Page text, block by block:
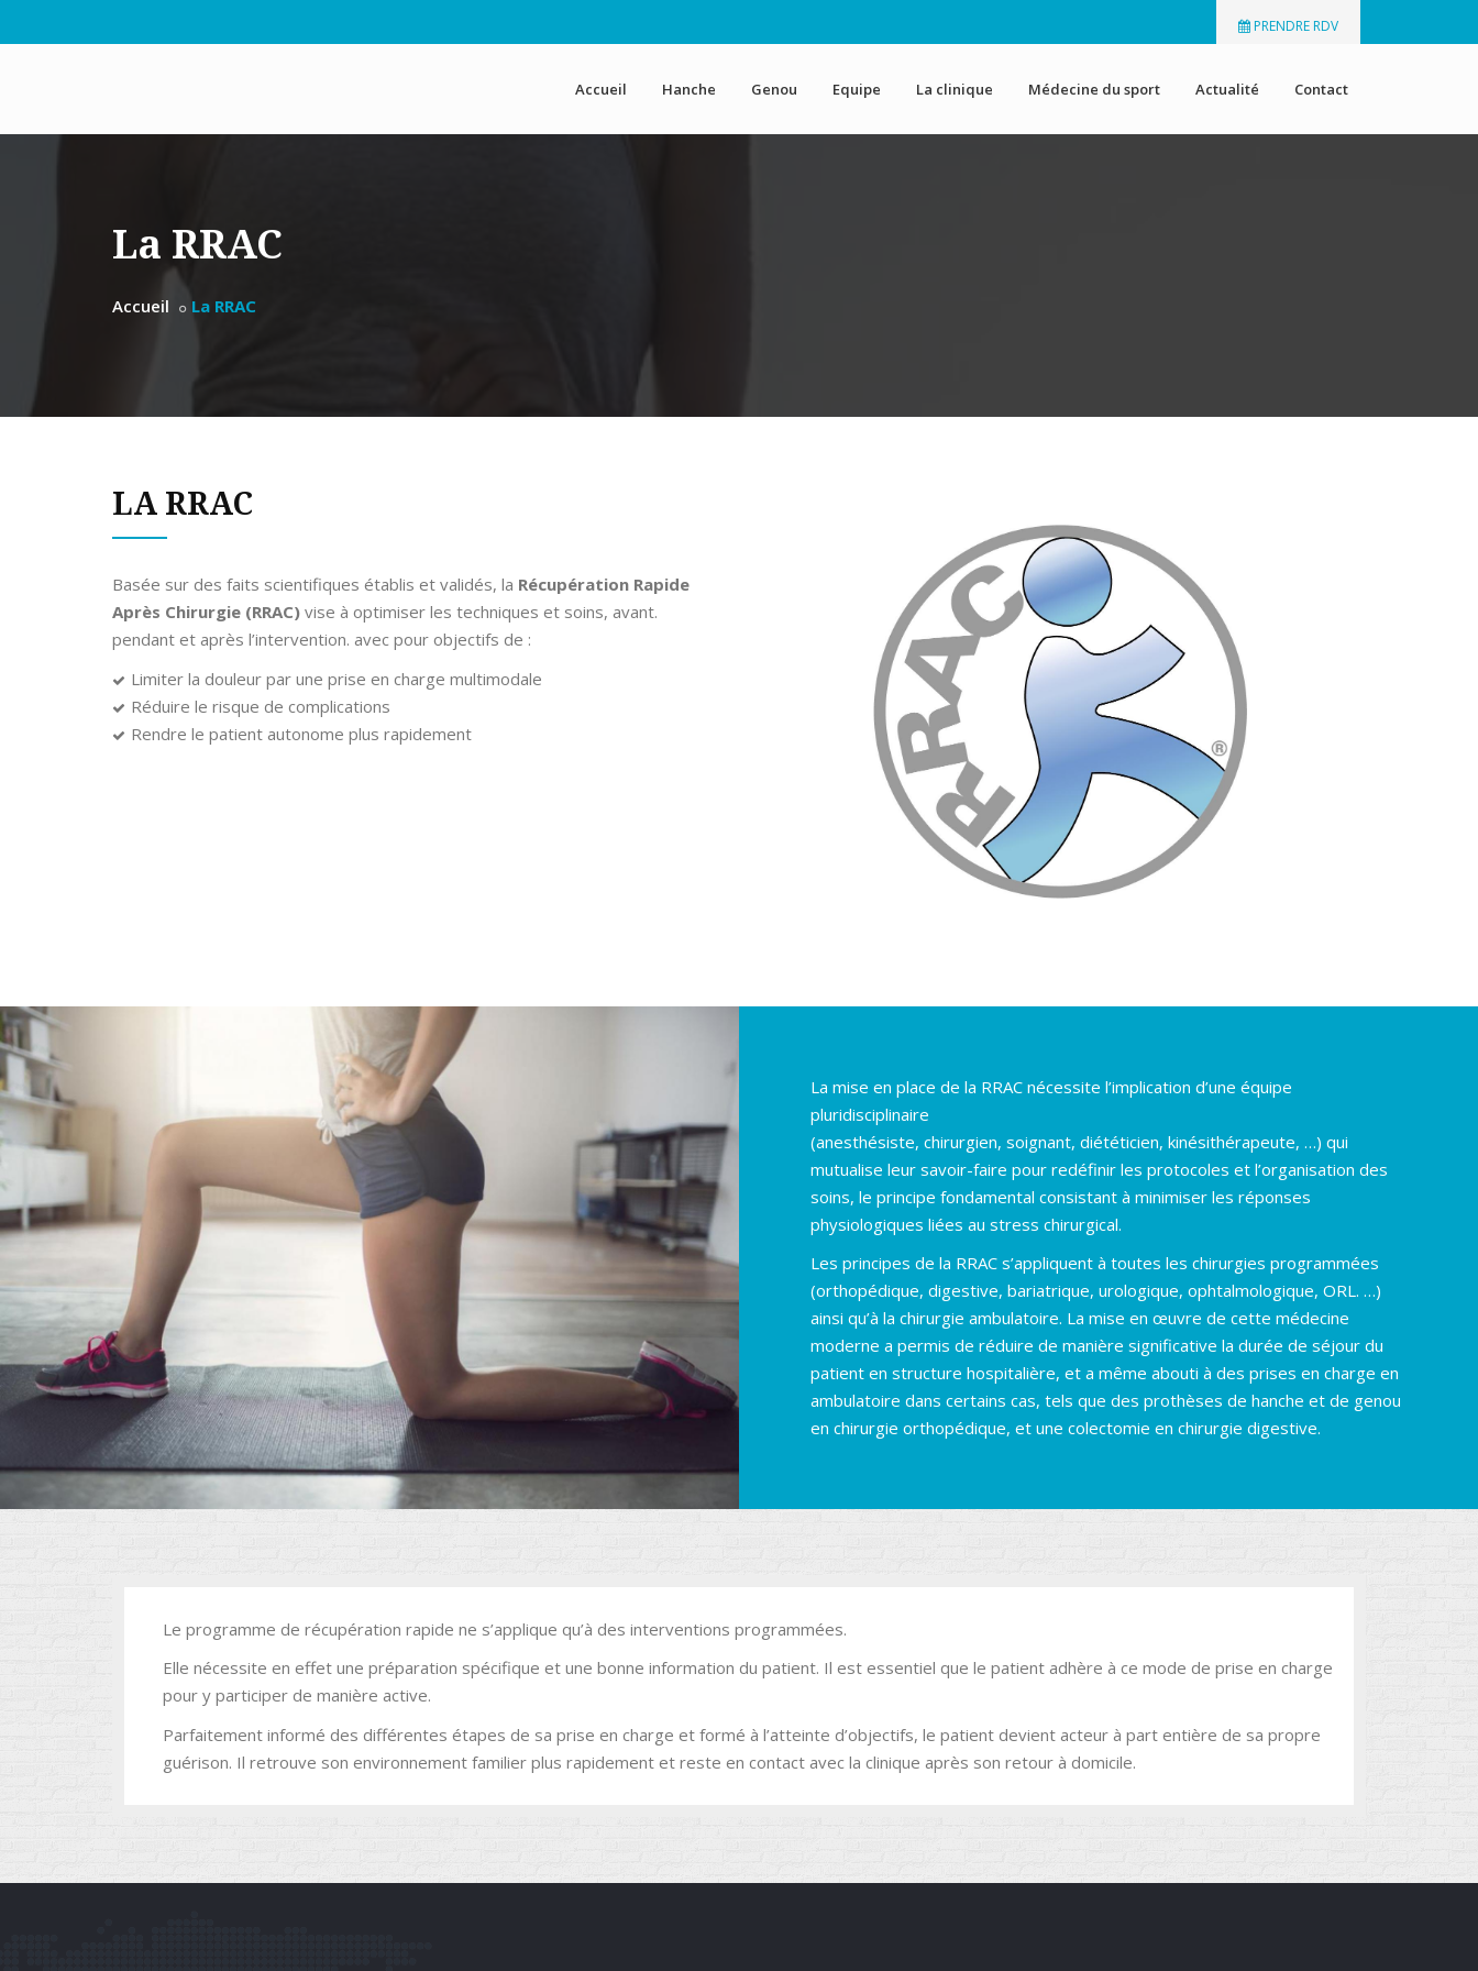
PRENDRE RDV
Accueil Hanche Genou Equipe La clinique Médecine du sport Actualité Contact
La RRAC
Accueil La RRAC
LA RRAC
Basée sur des faits scientifiques établis et validés, la Récupération Rapide
Après Chirurgie (RRAC) vise à optimiser les techniques et soins, avant.
pendant et après l’intervention. avec pour objectifs de :
Limiter la douleur par une prise en charge multimodale
Réduire le risque de complications
Rendre le patient autonome plus rapidement
La mise en place de la RRAC nécessite l’implication d’une équipe
pluridisciplinaire
(anesthésiste, chirurgien, soignant, diététicien, kinésithérapeute, …) qui
mutualise leur savoir-faire pour redéfinir les protocoles et l’organisation des
soins, le principe fondamental consistant à minimiser les réponses
physiologiques liées au stress chirurgical.
Les principes de la RRAC s’appliquent à toutes les chirurgies programmées
(orthopédique, digestive, bariatrique, urologique, ophtalmologique, ORL. …)
ainsi qu’à la chirurgie ambulatoire. La mise en œuvre de cette médecine
moderne a permis de réduire de manière significative la durée de séjour du
patient en structure hospitalière, et a même abouti à des prises en charge en
ambulatoire dans certains cas, tels que des prothèses de hanche et de genou
en chirurgie orthopédique, et une colectomie en chirurgie digestive.
Le programme de récupération rapide ne s’applique qu’à des interventions programmées.
Elle nécessite en effet une préparation spécifique et une bonne information du patient. Il est essentiel que le patient adhère à ce mode de prise en charge
pour y participer de manière active.
Parfaitement informé des différentes étapes de sa prise en charge et formé à l’atteinte d’objectifs, le patient devient acteur à part entière de sa propre
guérison. Il retrouve son environnement familier plus rapidement et reste en contact avec la clinique après son retour à domicile.